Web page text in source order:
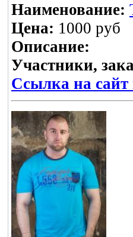
Наименование:
Цена: 1000 руб
Описание:
Участники,
Ссылка на